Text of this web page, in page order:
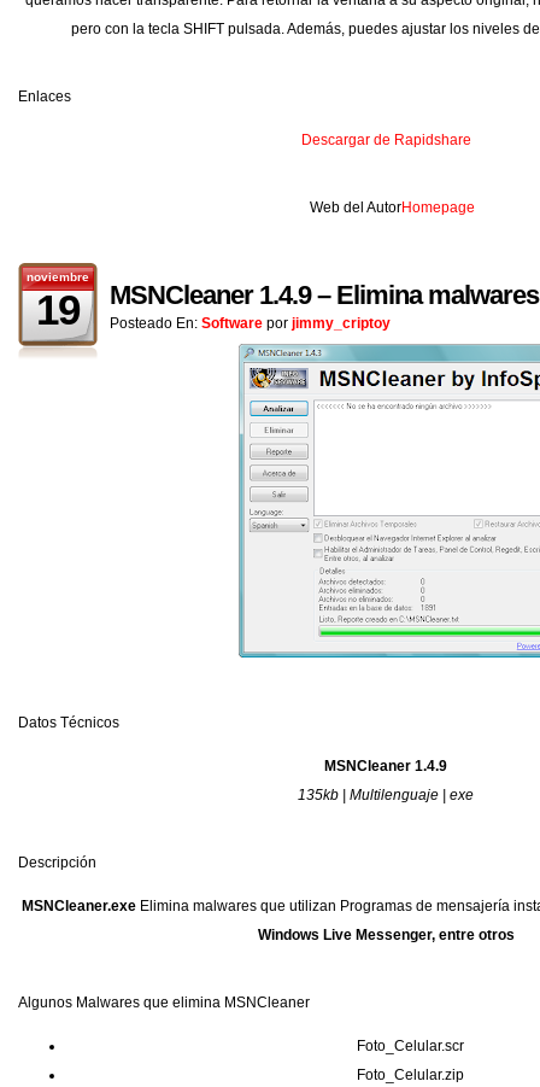
pero con la tecla SHIFT pulsada. Además, puedes ajustar los niveles
Enlaces
Descargar de Rapidshare
Web del AutorHomepage
noviembre
19 MSNCleaner 1.4.9 – Elimina
Posteado En: Software por jimmy_criptoy
Datos Técnicos
MSNCleaner 1.4.9
135kb | Multilenguaje | exe
Descripción
MSNCleaner.exe Elimina malwares que utilizan Programas de mensajería
Windows Live Messenger, entre otros
Algunos Malwares que elimina MSNCleaner
Foto_Celular.scr
Foto_Celular.zip